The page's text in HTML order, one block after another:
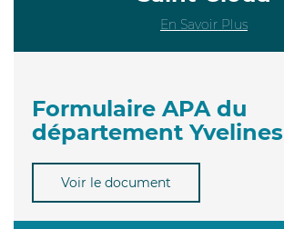
En Savoir Plus
Formulaire APA du
département Yvelines
Voir le document